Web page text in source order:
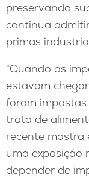
preservando
continua
primas
“Quando as
estavam
foram
trata de
recente mostra
uma exposição
depender de